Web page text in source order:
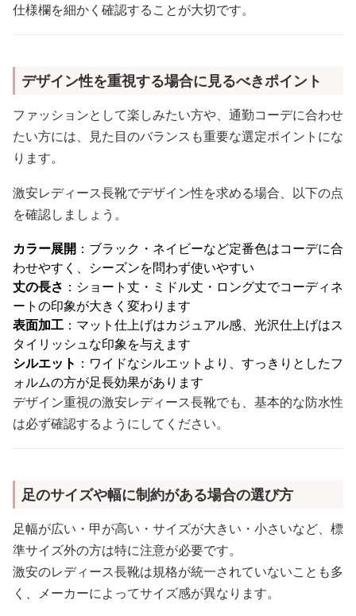
仕様欄を細かく確認することが大切です。
デザイン性を重視する場合に見るべきポイント
ファッションとして楽しみたい方や、通勤コーデに合わせ
たい方には、見た目のバランスも重要な選定ポイントにな
ります。
激安レディース長靴でデザイン性を求める場合、以下の点
を確認しましょう。
カラー展開 ：ブラック・ネイビーなど定番色はコーデに合
わせやすく、シーズンを問わず使いやすい
丈の長さ ：ショート丈・ミドル丈・ロング丈でコーディネ
ートの印象が大きく変わります
表面加工 ：マット仕上げはカジュアル感、光沢仕上げはス
タイリッシュな印象を与えます
シルエット ：ワイドなシルエットより、すっきりとしたフ
ォルムの方が足長効果があります
デザイン重視の激安レディース長靴でも、基本的な防水性
は必ず確認するようにしてください。
足のサイズや幅に制約がある場合の選び方
足幅が広い・甲が高い・サイズが大きい・小さいなど、標
準サイズ外の方は特に注意が必要です。
激安のレディース長靴は規格が統一されていないことも多
く、メーカーによってサイズ感が異なります。